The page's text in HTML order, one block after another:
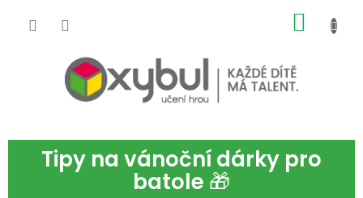
Tipy na vánoční dárky pro
batole 🎁